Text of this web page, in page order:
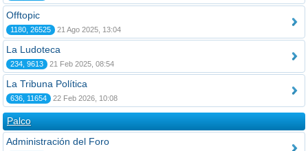
Offtopic
1180, 26525 21 Ago 2025, 13:04
La Ludoteca
234, 9613 21 Feb 2025, 08:54
La Tribuna Política
636, 11654 22 Feb 2026, 10:08
Palco
Administración del Foro